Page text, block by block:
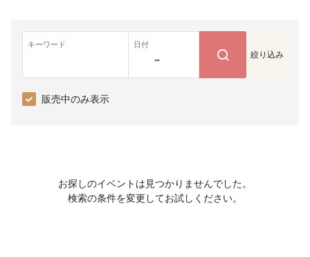
キーワード 日付
~ 絞り込み
販売中のみ表示
お探しのイベントは見つかりませんでした。
検索の条件を変更してお試しください。